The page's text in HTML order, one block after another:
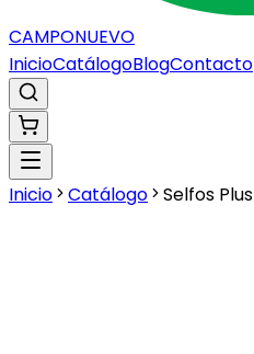
CAMPONUEVO
InicioCatálogoBlogContacto
Inicio Catálogo Selfos Plus